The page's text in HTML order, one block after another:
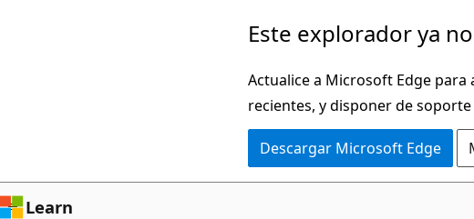
Este explorador ya
Actualice a Microsoft Edge
recientes, y disponer de
Descargar Microsoft Edge
Learn